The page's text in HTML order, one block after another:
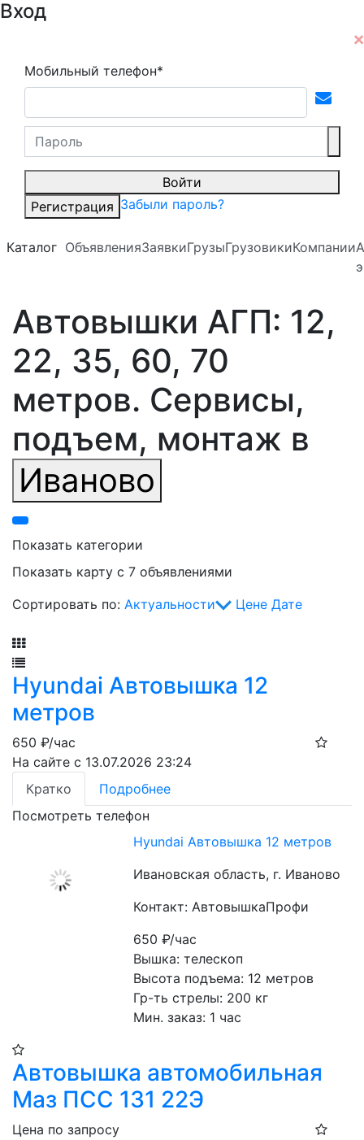
Вход
Мобильный телефон*
Войти
Регистрация Забыли пароль?
Каталог ОбъявленияЗаявкиГрузыГрузовикиКомпании
Автовышки АГП: 12,
22, 35, 60, 70
метров. Сервисы,
подъем, монтаж в
Иваново
Показать категории
Показать карту с 7 объявлениями
Сортировать по: Актуальности Цене Дате
Hyundai Автовышка 12
метров
650 ₽/час
На сайте с 13.07.2026 23:24
Кратко
Подробнее
Посмотреть телефон
Hyundai Автовышка 12 метров
Ивановская область, г. Иваново
Контакт: АвтовышкаПрофи
650₽/час
Вышка: телескоп
Высота подъема: 12 метров
Гр-ть стрелы: 200 кг
Мин. заказ: 1 час
Автовышка автомобильная
Маз ПСС 131 22Э
Цена по запросу